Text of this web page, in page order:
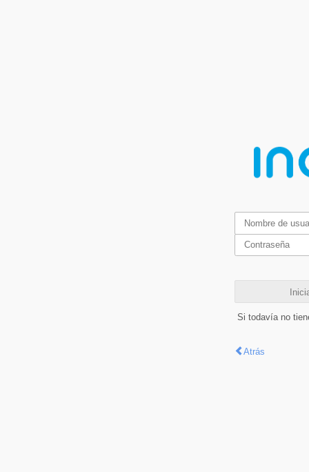
Si todavía no
Atrás